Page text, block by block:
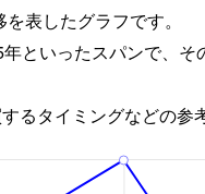
表したグラフです。
といったスパンで、
るタイミングなどの参